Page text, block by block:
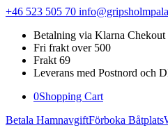
+46 523 505 70
Betalning via Klarna Chekout
Fri frakt over 500
Frakt 69
Leverans med Postnord och
0Shopping Cart
Betala HamnavgiftFörboka Båtplats